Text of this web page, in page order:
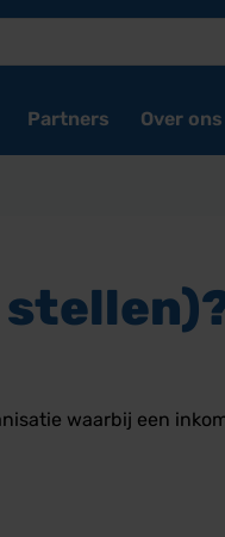
Partners Over ons
waarbij een